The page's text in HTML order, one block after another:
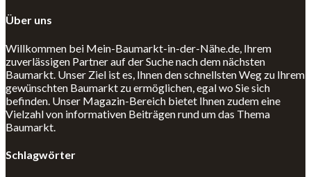
Über uns
Willkommen bei Mein-Baumarkt-in-der-Nähe.de, Ihrem
zuverlässigen Partner auf der Suche nach dem nächsten
Baumarkt. Unser Ziel ist es, Ihnen den schnellsten Weg zu Ihrem
gewünschten Baumarkt zu ermöglichen, egal wo Sie sich
befinden. Unser Magazin-Bereich bietet Ihnen zudem eine
Vielzahl von informativen Beiträgen rund um das Thema
Baumarkt.
Schlagwörter